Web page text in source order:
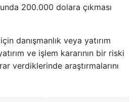
200.000 dolara çıkması
danışmanlık veya yatırım
ve işlem kararının bir riski
verdiklerinde araştırmalarını